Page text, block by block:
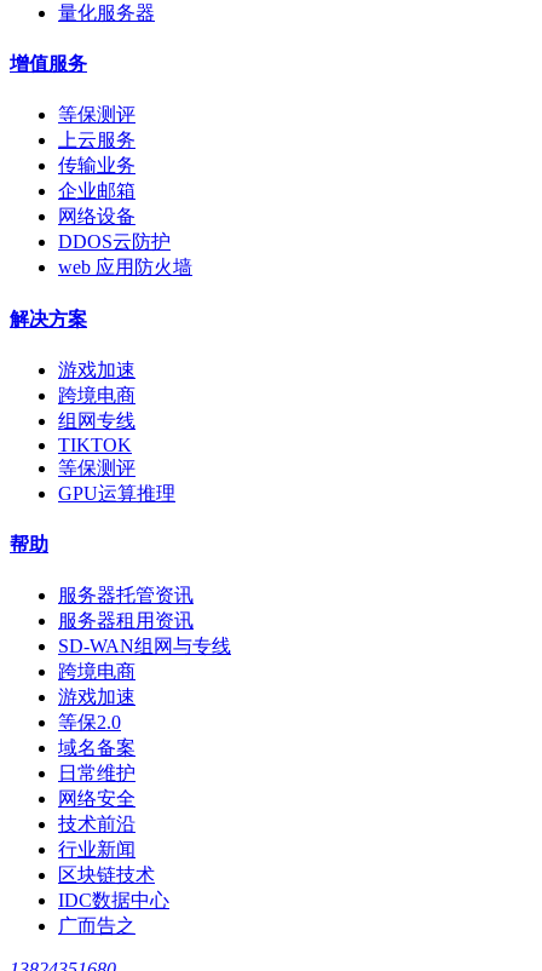
量化服务器
增值服务
等保测评
上云服务
传输业务
企业邮箱
网络设备
DDOS云防护
web 应用防火墙
解决方案
游戏加速
跨境电商
组网专线
TIKTOK
等保测评
GPU运算推理
帮助
服务器托管资讯
服务器租用资讯
SD-WAN组网与专线
跨境电商
游戏加速
等保2.0
域名备案
日常维护
网络安全
技术前沿
行业新闻
区块链技术
IDC数据中心
广而告之